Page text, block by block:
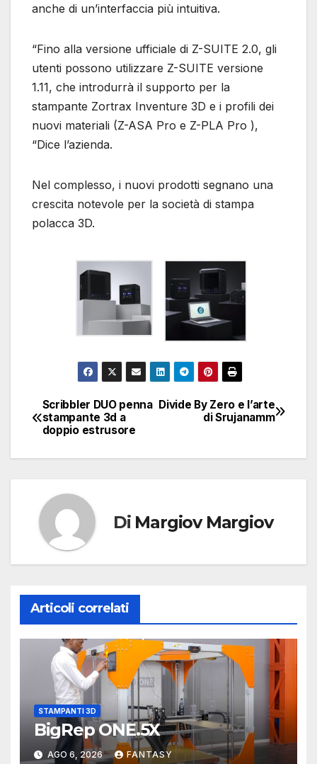
anche di un’interfaccia più intuitiva.
“Fino alla versione ufficiale di Z-SUITE 2.0, gli
utenti possono utilizzare Z-SUITE versione
1.11, che introdurrà il supporto per la
stampante Zortrax Inventure 3D e i profili dei
nuovi materiali (Z-ASA Pro e Z-PLA Pro ),
“Dice l’azienda.
Nel complesso, i nuovi prodotti segnano una
crescita notevole per la società di stampa
polacca 3D.
Navigazione
articoli
Divide By Zero e l’arte
di Srujanamm
Scribbler DUO penna
stampante 3d a
doppio estrusore
Di Margiov Margiov
Articoli correlati
STAMPANTI 3D
BigRep ONE.5X
AGO 6, 2026 FANTASY